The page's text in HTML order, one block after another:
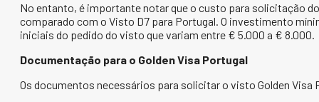
No entanto, é importante notar que o custo para solicitação
comparado com o Visto D7 para Portugal. O investimento
iniciais do pedido do visto que variam entre € 5.000 a € 8.000.
Documentação para o Golden Visa Portugal
Os documentos necessários para solicitar o visto Golden Visa